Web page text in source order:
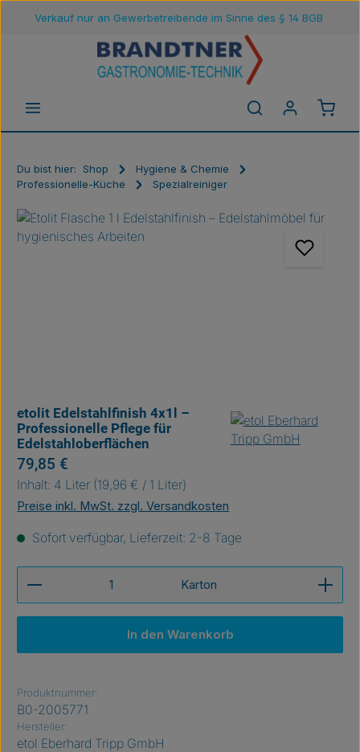
Zum Hauptinhalt springen
Verkauf nur an Gewerbetreibende im Sinne des § 14 BGB
Du bist hier: Shop
Hygiene & Chemie
Professionelle-Küche
Spezialreiniger
Bildergalerie überspringen
etolit Edelstahlfinish 4x1l –
Professionelle Pflege für
Edelstahloberflächen
Regulärer Preis:
79,85 €
Inhalt: 4 Liter (19,96 € / 1 Liter)
Preise inkl. MwSt. zzgl. Versandkosten
Sofort verfügbar, Lieferzeit: 2-8 Tage
Produkt Anzahl: Gib den gewünschten Wert ein
Karton
In den Warenkorb
Produktnummer:
B0-2005771
Hersteller:
etol Eberhard Tripp GmbH